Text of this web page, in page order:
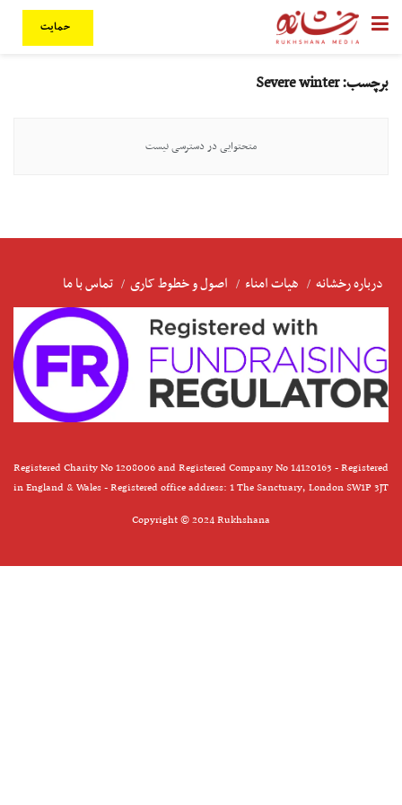
حمایت
برچسب:Severe winter
متحتوایی در دسترسی نیست
درباره رخشانه هیات امناء اصول و خطوط کاری تماس با ما
Registered Charity No 1208006 and Registered Company No 14120163 - Registered
in England & Wales - Registered office address: 1 The Sanctuary, London SW1P 3JT
Copyright © 2024 Rukhshana